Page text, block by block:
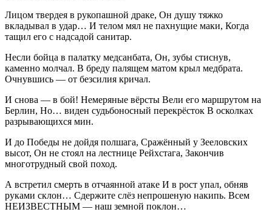
Лицом твердея в рукопашной драке, Он душу тяжко
вкладывал в удар… И телом мял не пахнущие маки, Когда
тащил его с надсадой санитар.
Несли бойца в палатку медсанбата, Он, зубы стиснув,
каменно молчал. В бреду палящем матом крыл медбрата.
Очнувшись — от безсилия кричал.
И снова — в бой! Немеряные вёрсты Вели его маршрутом на
Берлин, Но… виден судьбоносный перекрёсток В осколках
разрывающихся мин.
И до Победы не дойдя полшага, Сражённый у Зееловских
высот, Он не стоял на лестнице Рейхстага, Закончив
многотрудный свой поход.
А встретил смерть в отчаянной атаке И в рост упал, обняв
руками склон… Сдержите слёз непрошеную накипь. Всем
НЕИЗВЕСТНЫМ — наш земной поклон…